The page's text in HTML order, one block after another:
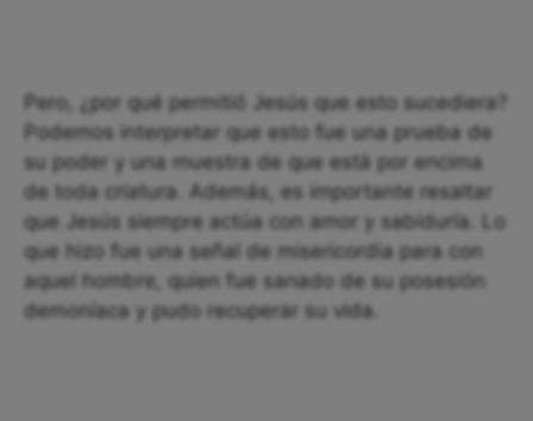
Pero, ¿por qué permitió Jesús que esto sucediera?
Podemos interpretar que esto fue una prueba de
su poder y una muestra de que está por encima
de toda criatura. Además, es importante resaltar
que Jesús siempre actúa con amor y sabiduría. Lo
que hizo fue una señal de misericordia para con
aquel hombre, quien fue sanado de su posesión
demoníaca y pudo recuperar su vida.